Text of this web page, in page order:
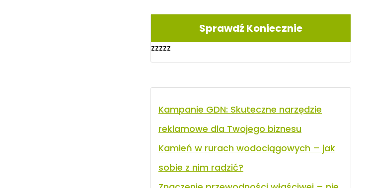
Sprawdź Koniecznie
zzzzz
Kampanie GDN: Skuteczne narzędzie
reklamowe dla Twojego biznesu
Kamień w rurach wodociągowych – jak
sobie z nim radzić?